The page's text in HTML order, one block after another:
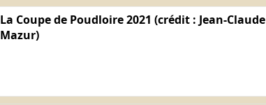
La Coupe de Poudloire 2021 (crédit : Jean-Claude
Mazur)